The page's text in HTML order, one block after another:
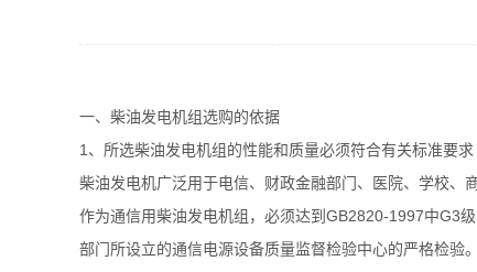
一、柴油发电机组选购的依据
1、所选柴油发电机组的性能和质量必须符合有关标准要求
柴油发电机广泛用于电信、财政金融部门、医院、学校、
作为通信用柴油发电机组，必须达到GB2820-1997中G3
部门所设立的通信电源设备质量监督检验中心的严格检验。